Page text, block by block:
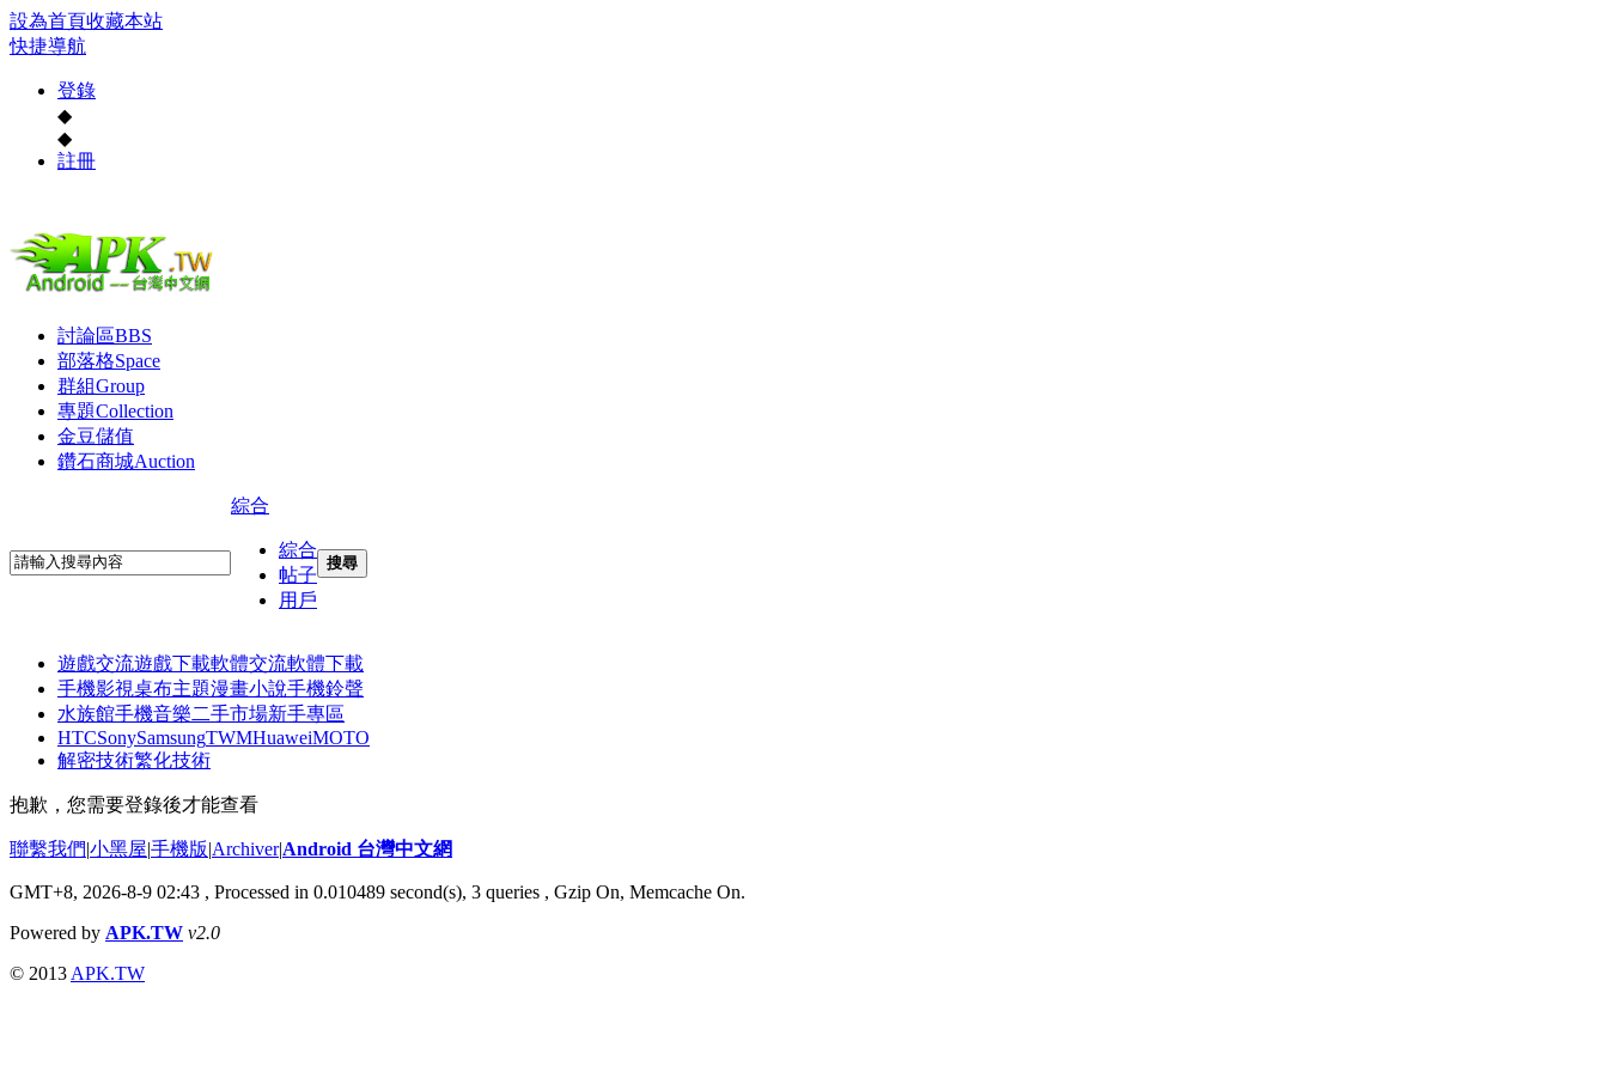
設為首頁收藏本站
快捷導航
登錄
◆
◆
註冊
討論區BBS
部落格Space
群組Group
專題Collection
金豆儲值
鑽石商城Auction
綜合
綜合
帖子
用戶
搜尋
遊戲交流遊戲下載軟體交流軟體下載
手機影視桌布主題漫畫小說手機鈴聲
水族館手機音樂二手市場新手專區
HTCSonySamsungTWMHuaweiMOTO
解密技術繁化技術
抱歉，您需要登錄後才能查看
聯繫我們|小黑屋|手機版|Archiver|Android 台灣中文網
GMT+8, 2026-8-9 02:43 , Processed in 0.010489 second(s), 3 queries , Gzip On, Memcache On.
Powered by APK.TW v2.0
© 2013 APK.TW